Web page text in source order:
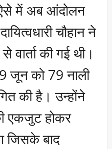
में अब आंदोलन
चौहान ने
वार्ता की गई थी।
जून को 79 नाली
की है। उन्होंने
एकजुट होकर
जिसके बाद